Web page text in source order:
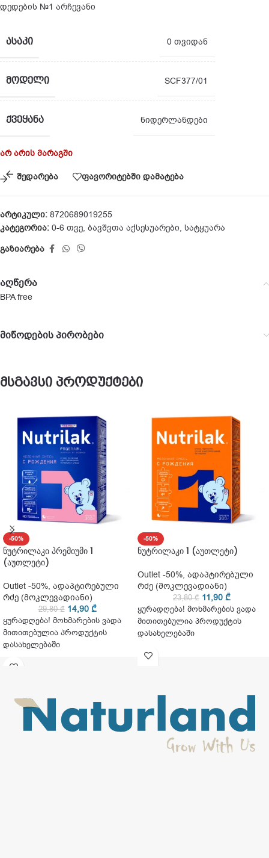
დედების №1 არჩევანი
ᲐᲡᲐᲙᲘ 0 თვიდან
ᲛᲝᲓᲔᲚᲘ SCF377/01
ᲥᲕᲔᲧᲐᲜᲐ ნიდერლანდები
არ არის მარაგში
შედარება ფავორიტებში დამატება
არტიკული: 8720689019255
კატეგორია: 0-6 თვე, ბავშვთა აქსესუარები, სატყუარა
გაზიარება
აღწერა
BPA free
მიწოდების პირობები
მსგავსი პროდუქტები
-50%
ნუტრილაკი პრემიუმი 1
(აუთლეტი)
Outlet -50%, ადაპტირებული
რძე (მოკლევადიანი)
29,80₾ 14,90 ₾
ყურადღება! მოხმარების ვადა
მითითებულია პროდუქტის
დასახელებაში
-50%
ნუტრილაკი 1 (აუთლეტი)
Outlet -50%, ადაპტირებული
რძე (მოკლევადიანი)
23,80₾ 11,90 ₾
ყურადღება! მოხმარების ვადა
მითითებულია პროდუქტის
დასახელებაში